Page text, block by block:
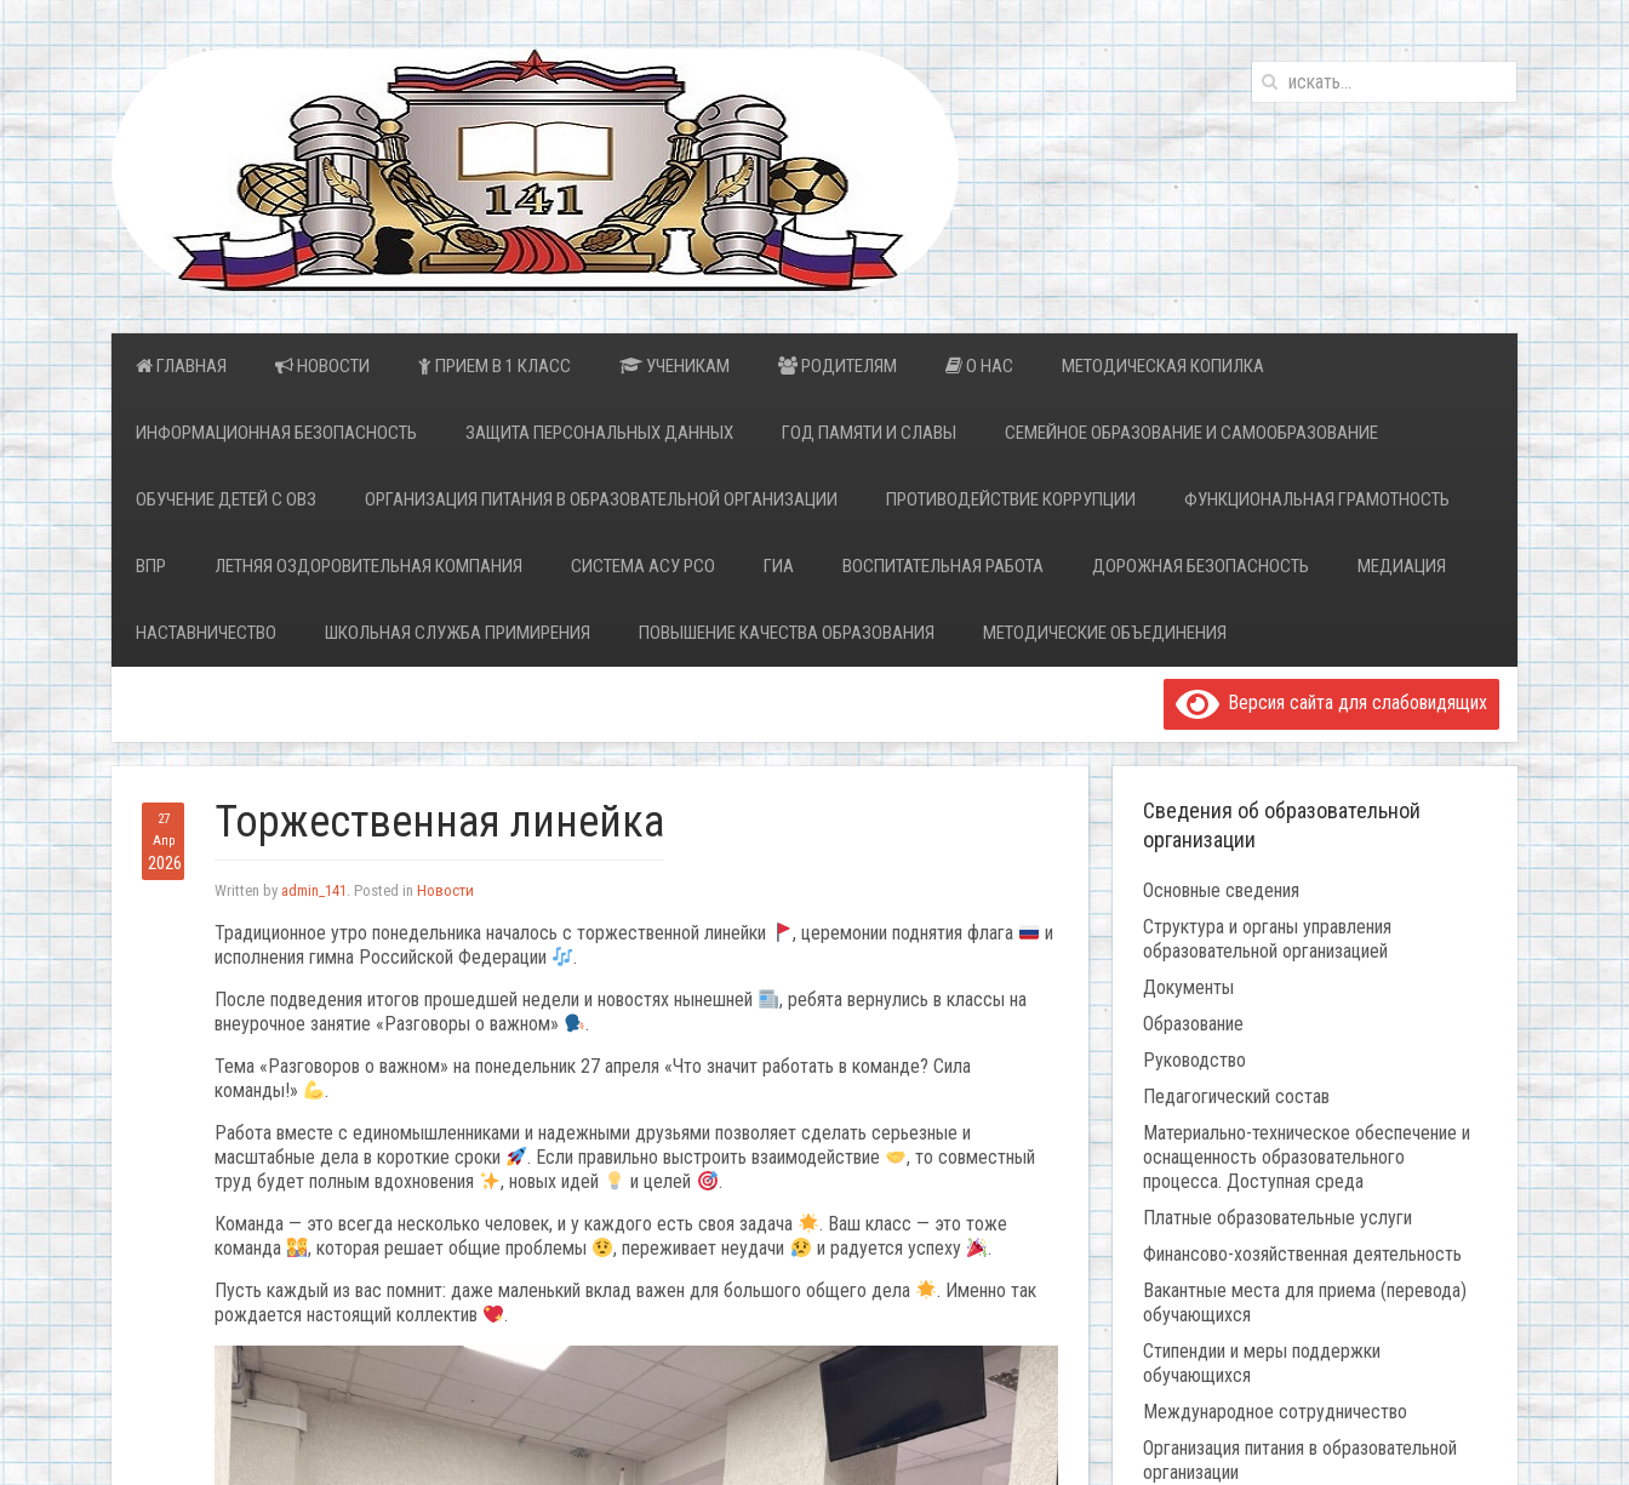
ГЛАВНАЯ НОВОСТИ ПРИЕМ В 1 КЛАСС УЧЕНИКАМ РОДИТЕЛЯМ О НАС МЕТОДИЧЕСКАЯ КОПИЛКА
ИНФОРМАЦИОННАЯ БЕЗОПАСНОСТЬ ЗАЩИТА ПЕРСОНАЛЬНЫХ ДАННЫХ ГОД ПАМЯТИ И СЛАВЫ СЕМЕЙНОЕ ОБРАЗОВАНИЕ И САМООБРАЗОВАНИЕ
ОБУЧЕНИЕ ДЕТЕЙ С ОВЗ ОРГАНИЗАЦИЯ ПИТАНИЯ В ОБРАЗОВАТЕЛЬНОЙ ОРГАНИЗАЦИИ ПРОТИВОДЕЙСТВИЕ КОРРУПЦИИ ФУНКЦИОНАЛЬНАЯ ГРАМОТНОСТЬ
ВПР ЛЕТНЯЯ ОЗДОРОВИТЕЛЬНАЯ КОМПАНИЯ СИСТЕМА АСУ РСО ГИА ВОСПИТАТЕЛЬНАЯ РАБОТА ДОРОЖНАЯ БЕЗОПАСНОСТЬ МЕДИАЦИЯ
НАСТАВНИЧЕСТВО ШКОЛЬНАЯ СЛУЖБА ПРИМИРЕНИЯ ПОВЫШЕНИЕ КАЧЕСТВА ОБРАЗОВАНИЯ МЕТОДИЧЕСКИЕ ОБЪЕДИНЕНИЯ
Версия сайта для слабовидящих
27
Апр
2026
Торжественная линейка
Written by admin_141 . Posted in Новости
Традиционное утро понедельника началось с торжественной линейки , церемонии поднятия флага
и
исполнения гимна Российской Федерации
.
После подведения итогов прошедшей недели и новостях нынешней
, ребята вернулись в классы на
внеурочное занятие «Разговоры о важном»
.
Тема «Разговоров о важном» на понедельник 27 апреля «Что значит работать в команде? Сила
команды!»
.
Работа вместе с единомышленниками и надежными друзьями позволяет сделать серьезные и
масштабные дела в короткие сроки
. Если правильно выстроить взаимодействие
, то совместный
труд будет полным вдохновения
, новых идей и целей
.
Команда — это всегда несколько человек, и у каждого есть своя задача
. Ваш класс — это тоже
команда
, которая решает общие проблемы , переживает неудачи и радуется успеху
.
Пусть каждый из вас помнит: даже маленький вклад важен для большого общего дела
. Именно так
рождается настоящий коллектив
.
Сведения об образовательной
организации
Основные сведения
Структура и органы управления
образовательной организацией
Документы
Образование
Руководство
Педагогический состав
Материально-техническое обеспечение и
оснащенность образовательного
процесса. Доступная среда
Платные образовательные услуги
Финансово-хозяйственная деятельность
Вакантные места для приема (перевода)
обучающихся
Стипендии и меры поддержки
обучающихся
Международное сотрудничество
Организация питания в образовательной
организации